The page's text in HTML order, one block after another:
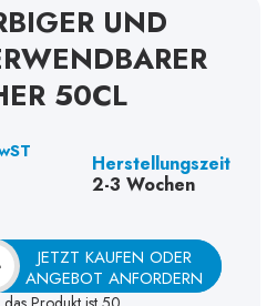
UND
50CL
Herstellungszeit
2-3 Wochen
JETZT KAUFEN ODER
ANGEBOT ANFORDERN